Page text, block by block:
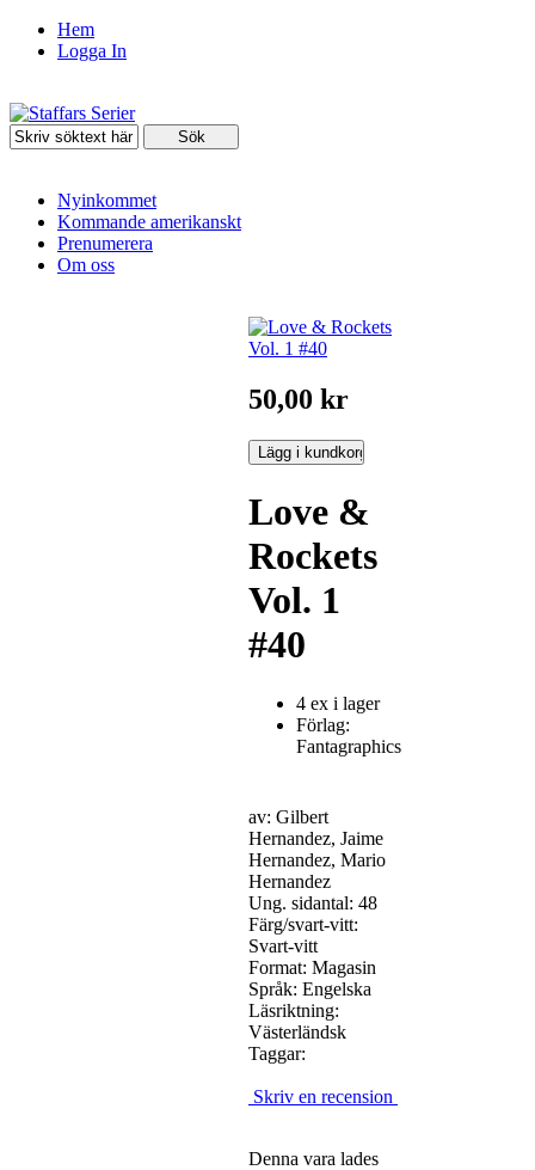
Hem
Logga In
Nyinkommet
Kommande amerikanskt
Prenumerera
Om oss
50,00 kr
Love &
Rockets
Vol. 1
#40
4 ex i lager
Förlag:
Fantagraphics
av: Gilbert
Hernandez, Jaime
Hernandez, Mario
Hernandez
Ung. sidantal: 48
Färg/svart-vitt:
Svart-vitt
Format: Magasin
Språk: Engelska
Läsriktning:
Västerländsk
Taggar:
Skriv en recension
Denna vara lades